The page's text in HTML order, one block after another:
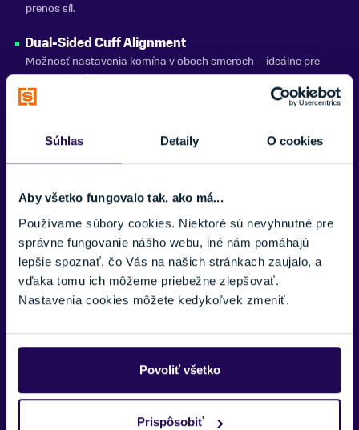
Súhlas Detaily O cookies
Aby všetko fungovalo tak, ako má...
Používame súbory cookies. Niektoré sú nevyhnutné pre
správne fungovanie nášho webu, iné nám pomáhajú
lepšie spoznať, čo Vás na našich stránkach zaujalo, a
vďaka tomu ich môžeme priebežne zlepšovať.
Nastavenia cookies môžete kedykoľvek zmeniť.
Povoliť všetko
Prispôsobiť
Atomic
Zobraziť menej
prenos síl.
Dual-Sided Cuff Alignment
Možnosť nastavenia komína v oboch smeroch – ideálne pre
asymetriu nôh.
Skrutkové nastavenie flexu pre jednoduché prispôsobenie tvrdosti
lyžiarky.
Polyuretánový skelet v kombinácii s polypropylénovým komínom
– pevnosť a ľahkosť v jednom.
Team Gold Liner
Tvarovateľná vnútorná papuča poskytujúca pohodlie a výborné
obopnutie nohy.
Špeciálne navrhnutý jazyk pre menšie nohy a citlivejšie
3D Stretch Toe Box
Pružná špička papuče – viac priestoru pre prsty a väčšie